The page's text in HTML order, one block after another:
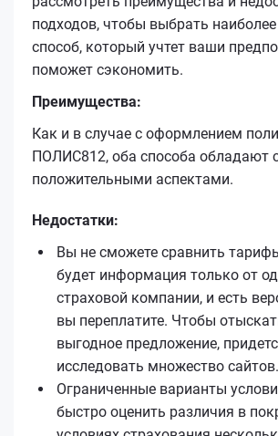
подходов, чтобы выбрать
способ, который учтет ваши
поможет сэкономить.
Преимущества:
Как и в случае с оформлением
ПОЛИС812, оба способа обладают
положительными аспектами.
Недостатки:
Вы не сможете сравнить
будет информация только от
страховой компании, и есть
вы переплатите. Чтобы
выгодное предложение,
исследовать множество сайтов.
Ограниченные варианты
быстро оценить различия в